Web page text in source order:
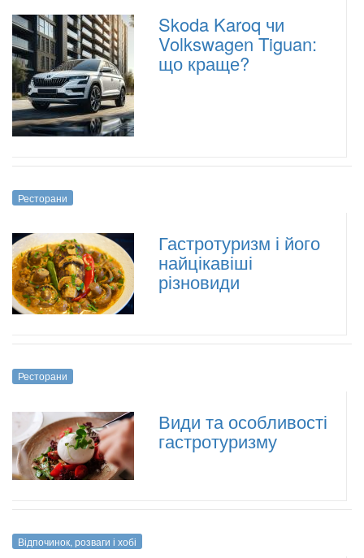
Skoda Karoq чи
Volkswagen Tiguan:
що краще?
Ресторани
Гастротуризм і його
найцікавіші
різновиди
Ресторани
Види та особливості
гастротуризму
Відпочинок, розваги і хобі